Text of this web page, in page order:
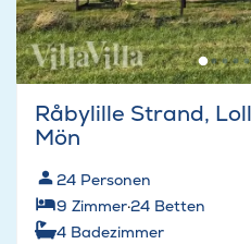
Råbylille Strand,
Mön
24 Personen
9 Zimmer·24 Betten
4 Badezimmer